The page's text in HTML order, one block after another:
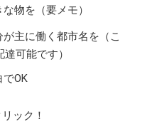
を（要メモ）
く都市名を（こ
可能です）
OK
ック！